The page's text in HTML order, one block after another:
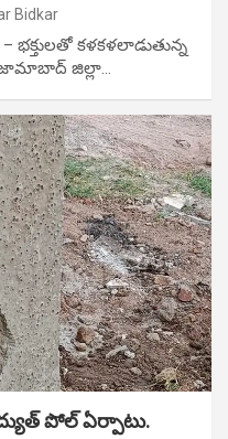
Bidkar
భక్తులతో కళకళలాడుతున్న
నిజామాబాద్ జిల్లా…
పోల్ ఏర్పాటు.